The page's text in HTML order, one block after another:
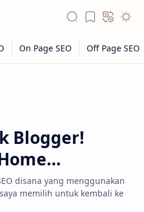
Blogger!
disana yang menggunakan
memilih untuk kembali ke